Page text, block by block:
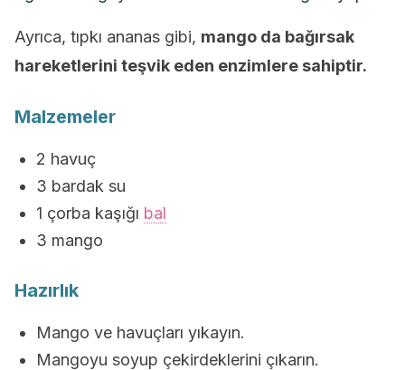
Ayrıca, tıpkı ananas gibi, mango da bağırsak
hareketlerini teşvik eden enzimlere sahiptir.
Malzemeler
2 havuç
3 bardak su
1 çorba kaşığı bal
3 mango
Hazırlık
Mango ve havuçları yıkayın.
Mangoyu soyup çekirdeklerini çıkarın.